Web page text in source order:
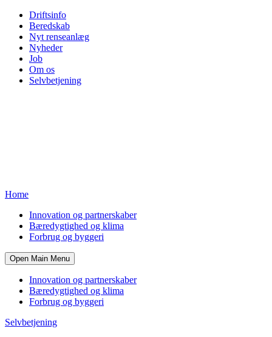
Driftsinfo
Beredskab
Nyt renseanlæg
Nyheder
Job
Om os
Selvbetjening
Home
Innovation og partnerskaber
Bæredygtighed og klima
Forbrug og byggeri
Open Main Menu
Innovation og partnerskaber
Bæredygtighed og klima
Forbrug og byggeri
Selvbetjening